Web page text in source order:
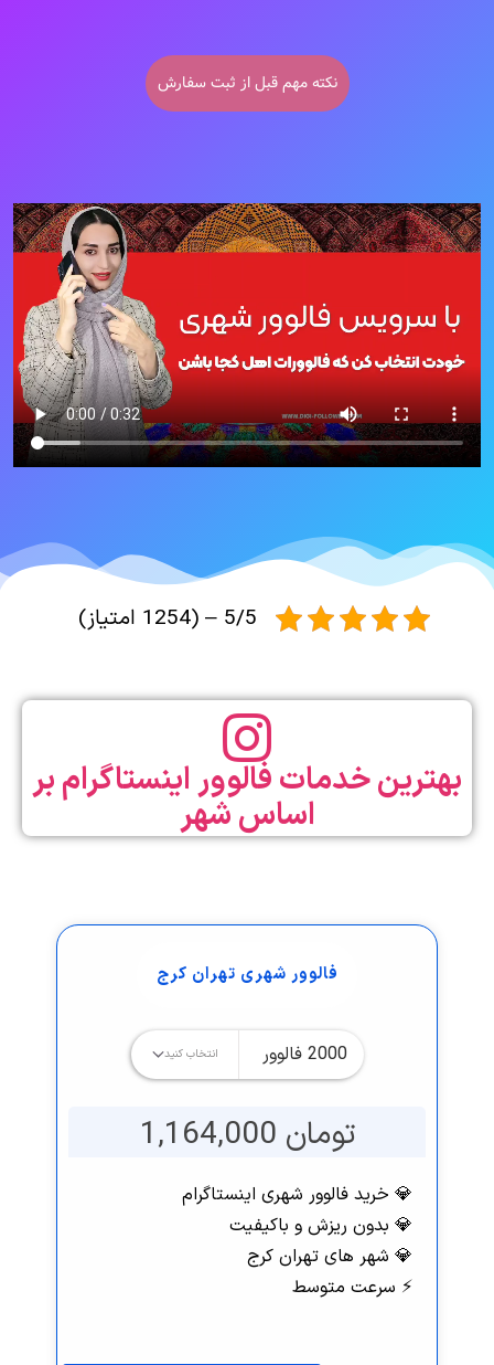
نکته مهم قبل از ثبت سفارش
5/5 – (1254 امتیاز)
بهترین خدمات فالوور اینستاگرام بر
اساس شهر
فالوور شهری تهران کرج
تومان 1,164,000
💎 خرید فالوور شهری اینستاگرام
💎 بدون ریزش و باکیفیت
💎 شهر های تهران کرج
⚡️ سرعت متوسط